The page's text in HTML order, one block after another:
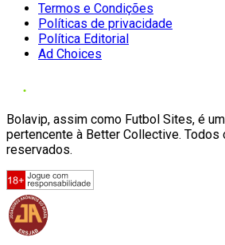
Termos e Condições
Políticas de privacidade
Política Editorial
Ad Choices
Bolavip, assim como Futbol Sites, é
pertencente à Better Collective. Todos
reservados.